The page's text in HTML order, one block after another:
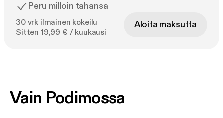
Peru milloin tahansa
30 vrk ilmainen kokeilu
Sitten 19,99 € / kuukausi
Aloita maksutta
Vain Podimossa